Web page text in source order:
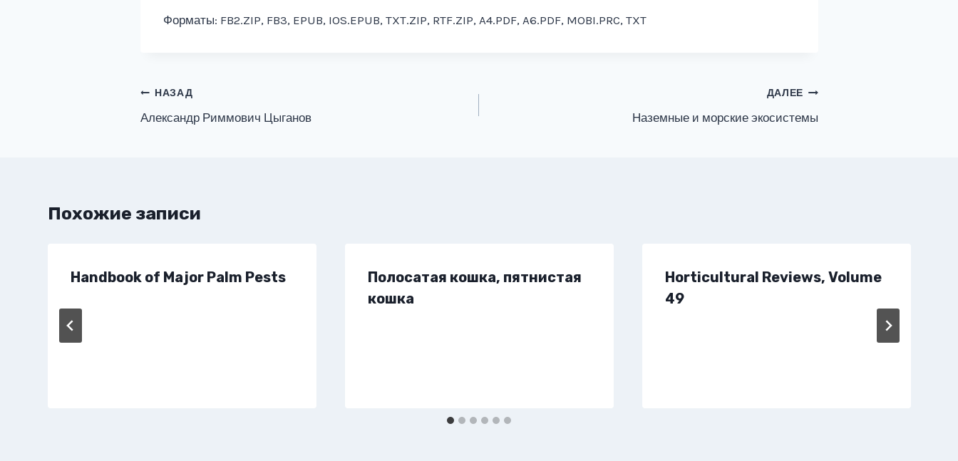
Форматы: FB2.ZIP, FB3, EPUB, IOS.EPUB, TXT.ZIP, RTF.ZIP, A4.PDF, A6.PDF, MOBI.PRC, TXT
Навигация
по
НАЗАД
Александр Риммович Цыганов
ДАЛЕЕ
Наземные и морские экосистемы
Похожие записи
Handbook of Major Palm Pests
Полосатая кошка, пятнистая
кошка
Horticultural Reviews, Volume
49